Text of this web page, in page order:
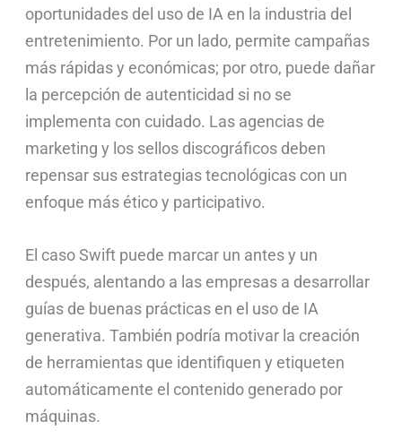
oportunidades del uso de IA en la industria del
entretenimiento. Por un lado, permite campañas
más rápidas y económicas; por otro, puede dañar
la percepción de autenticidad si no se
implementa con cuidado. Las agencias de
marketing y los sellos discográficos deben
repensar sus estrategias tecnológicas con un
enfoque más ético y participativo.
El caso Swift puede marcar un antes y un
después, alentando a las empresas a desarrollar
guías de buenas prácticas en el uso de IA
generativa. También podría motivar la creación
de herramientas que identifiquen y etiqueten
automáticamente el contenido generado por
máquinas.